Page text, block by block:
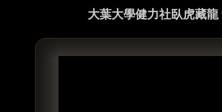
大葉大學健力社臥虎藏